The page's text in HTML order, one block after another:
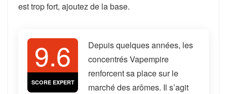
est trop fort, ajoutez de la base.
9.6
SCORE EXPERT
Depuis quelques années, les
concentrés Vapempire
renforcent sa place sur le
marché des arômes. Il s’agit